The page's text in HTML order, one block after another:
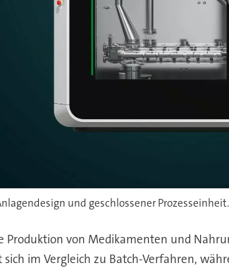
und geschlossener Prozesseinheit.
von Medikamenten und
im Vergleich zu Batch-Verfahren,